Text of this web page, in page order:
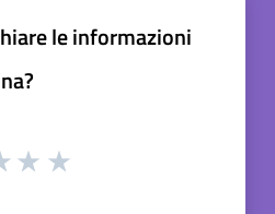
le informazioni